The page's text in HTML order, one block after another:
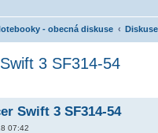
- obecná diskuse
3 SF314-54
Swift 3 SF314-54
07:42